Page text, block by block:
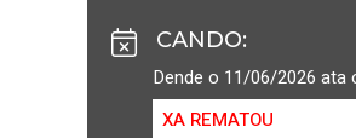
CANDO:
Dende o 11/06/2026 ata
XA REMATOU